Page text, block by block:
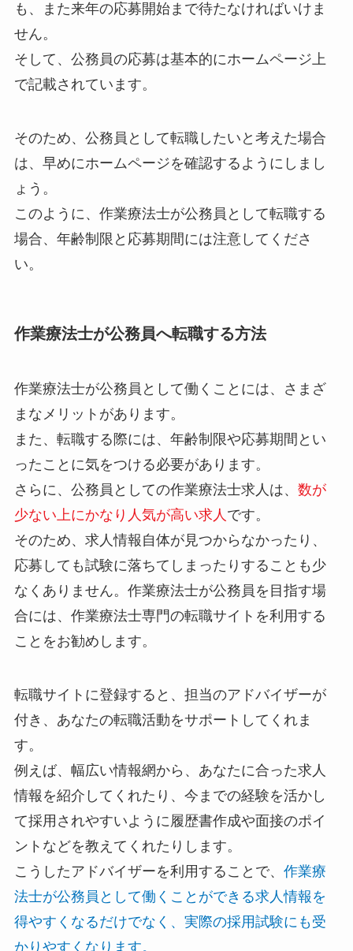
も、また来年の応募開始まで待たなければいけま
せん。
そして、公務員の応募は基本的にホームページ上
で記載されています。
そのため、公務員として転職したいと考えた場合
は、早めにホームページを確認するようにしまし
ょう。
このように、作業療法士が公務員として転職する
場合、年齢制限と応募期間には注意してくださ
い。
作業療法士が公務員へ転職する方法
作業療法士が公務員として働くことには、さまざ
まなメリットがあります。
また、転職する際には、年齢制限や応募期間とい
ったことに気をつける必要があります。
さらに、公務員としての作業療法士求人は、 数が
少ない上にかなり人気が高い求人 です。
そのため、求人情報自体が見つからなかったり、
応募しても試験に落ちてしまったりすることも少
なくありません。作業療法士が公務員を目指す場
合には、作業療法士専門の転職サイトを利用する
ことをお勧めします。
転職サイトに登録すると、担当のアドバイザーが
付き、あなたの転職活動をサポートしてくれま
す。
例えば、幅広い情報網から、あなたに合った求人
情報を紹介してくれたり、今までの経験を活かし
て採用されやすいように履歴書作成や面接のポイ
ントなどを教えてくれたりします。
こうしたアドバイザーを利用することで、 作業療
法士が公務員として働くことができる求人情報を
得やすくなるだけでなく、実際の採用試験にも受
かりやすくなります。